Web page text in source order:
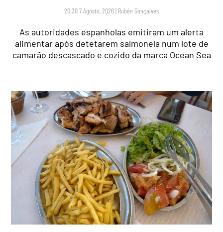
20:30 7 Agosto, 2026 | Rubén Gonçalves
As autoridades espanholas emitiram um alerta
alimentar após detetarem salmonela num lote de
camarão descascado e cozido da marca Ocean Sea